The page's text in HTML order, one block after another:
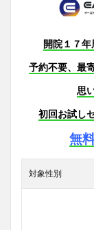
開院１７年
予約不要、最
思
初回お試し
無
対象性別